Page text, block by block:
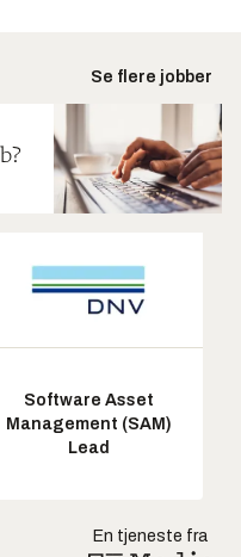
Se flere jobber
Software Asset
Management (SAM)
Lead
En tjeneste fra